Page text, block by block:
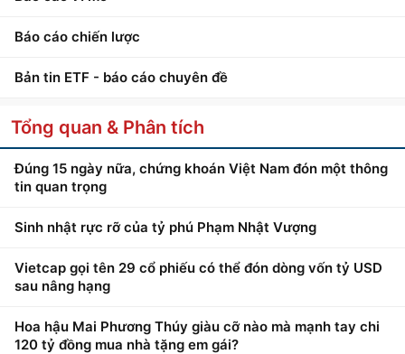
Báo cáo chiến lược
Bản tin ETF - báo cáo chuyên đề
Tổng quan & Phân tích
Đúng 15 ngày nữa, chứng khoán Việt Nam đón một thông
tin quan trọng
Sinh nhật rực rỡ của tỷ phú Phạm Nhật Vượng
Vietcap gọi tên 29 cổ phiếu có thể đón dòng vốn tỷ USD
sau nâng hạng
Hoa hậu Mai Phương Thúy giàu cỡ nào mà mạnh tay chi
120 tỷ đồng mua nhà tặng em gái?